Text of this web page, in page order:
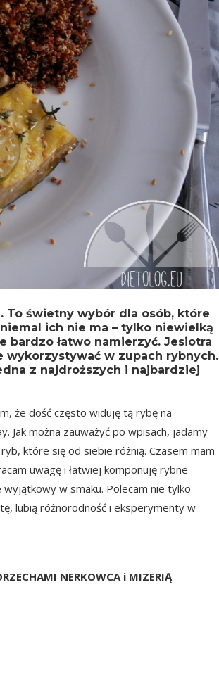
To świetny wybór dla osób, które
ich nie ma – tylko niewielką
bardzo łatwo namierzyć. Jesiotra
wykorzystywać w zupach rybnych.
z najdroższych i najbardziej
że dość często widuję tą rybę na
Jak można zauważyć po wpisach, jadamy
które się od siebie różnią. Czasem mam
uwagę i łatwiej komponuję rybne
w smaku. Polecam nie tylko
lubią różnorodność i eksperymenty w
NERKOWCA i MIZERIĄ